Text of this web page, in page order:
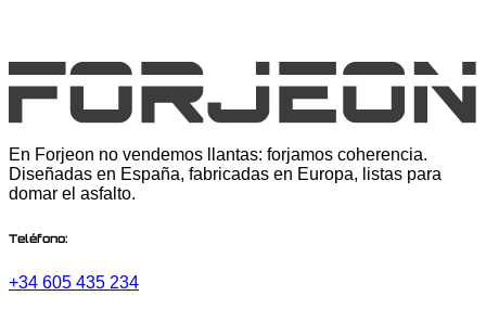
En Forjeon no vendemos llantas: forjamos coherencia.
Diseñadas en España, fabricadas en Europa, listas para
domar el asfalto.
Teléfono:
+34 605 435 234